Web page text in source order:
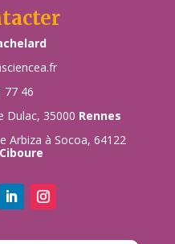
77 46
Dulac, 35000 Rennes
Arbiza à Socoa, 64122